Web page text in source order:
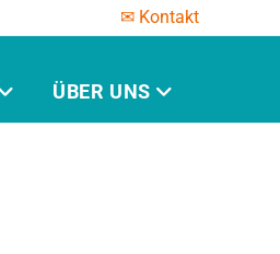
✉ Kontakt
ÜBER UNS